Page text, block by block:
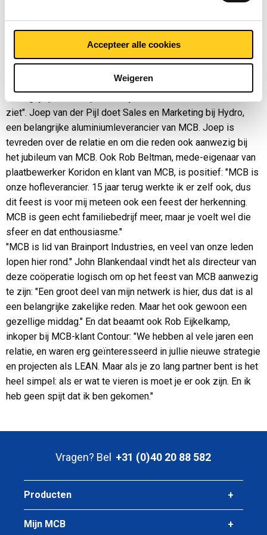
Accepteer alle cookies
Weigeren
getuige zijn conclusie hierboven- deze toekomst niet
De mening van de aanwezigen
"Net als MCB vandaag, wil ik met mijn komst laten zien hoe
ziet". Joep van der Pijl doet Sales en Marketing bij Hydro,
een belangrijke aluminiumleverancier van MCB. Joep is
tevreden over de relatie en om die reden ook aanwezig bij
het jubileum van MCB. Ook Rob Beltman, mede-eigenaar van
plaatbewerker Koridon en klant van MCB, is positief: "MCB is
onze hofleverancier. 15 jaar terug werkte ik er zelf ook, dus
dit feest is voor mij meteen ook een feest der herkenning.
MCB is geen echt familiebedrijf meer, maar je voelt wel die
sfeer en dat enthousiasme."
"MCB is lid van Brainport Industries, en veel van onze leden
lopen hier rond." John Blankendaal vindt het als directeur van
deze coöperatie logisch om op het feest van MCB aanwezig
te zijn: "Een groot deel van mijn netwerk is hier, dus dat is al
een belangrijke zakelijke reden. Maar het ook gewoon een
gezellige middag." En dat beaamt ook Rob Eijkelkamp,
inkoper bij MCB-klant Contour: "We hebben al vele jaren een
relatie, en waren erg geïnteresseerd in jullie nieuwe strategie
en projecten als LEAN. Maar als je zo lang partner bent is het
heel simpel: als er wat te vieren is moet je er ook zijn. En ik
heb geen spijt dat ik ben gekomen."
Vragen? Bel +31 (0)40 20 88 582
Producten
Mijn MCB